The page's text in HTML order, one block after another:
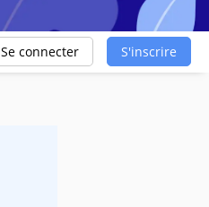
Se connecter S'inscrire